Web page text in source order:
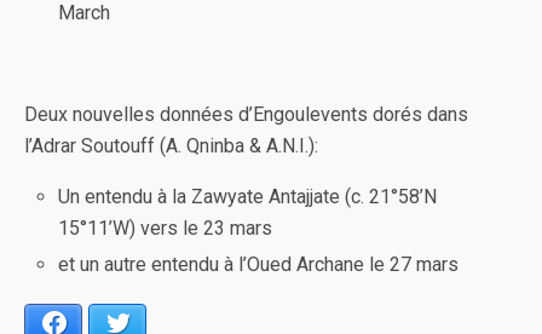
March
Deux nouvelles données d’Engoulevents dorés dans
l’Adrar Soutouff (A. Qninba & A.N.I.):
Un entendu à la Zawyate Antajjate (c. 21°58’N
15°11’W) vers le 23 mars
et un autre entendu à l’Oued Archane le 27 mars
Facebook